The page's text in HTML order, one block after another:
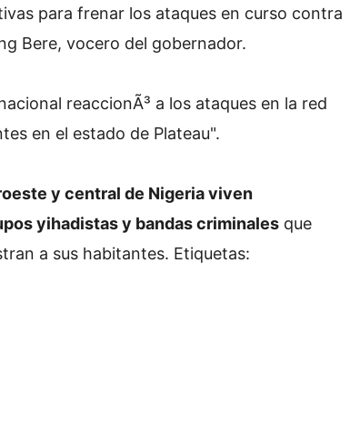
para frenar los ataques en curso contra
Bere, vocero del gobernador.
reaccionÃ³ a los ataques en la red
en el estado de Plateau".
y central de Nigeria viven
yihadistas y bandas criminales que
a sus habitantes. Etiquetas: